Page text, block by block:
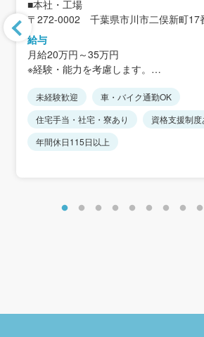
■本社・工場
〒272-0002 千葉県市川市二俣新町17
＜アクセス＞
JR京葉線「二俣新町駅」から徒歩12分
※車・バイク通勤可
※JR「西船橋駅」より無料送迎バスあり
給与
月給20万円～35万円
※経験・能力を考慮します。
＜想定年収＞
368万5300円～420万3700円
年収約420万円／正社員：高卒17年目・
※これまでのキャリアを評価します。
未経験歓迎
車・バイク通勤OK
住宅手当・社宅・寮あり
資格支援制度
年間休日115日以上